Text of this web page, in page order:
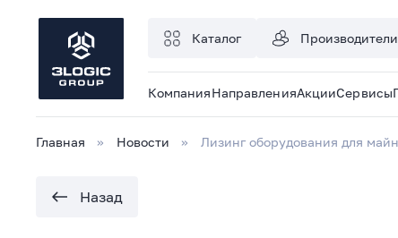
Каталог Производители
КомпанияНаправленияАкцииСервисы
Главная Новости Лизинг оборудования для
Назад